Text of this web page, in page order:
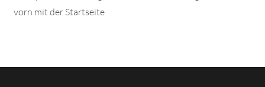
vorn mit der Startseite